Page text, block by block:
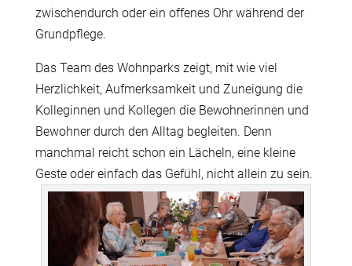
zwischendurch oder ein offenes Ohr während der
Grundpflege.
Das Team des Wohnparks zeigt, mit wie viel
Herzlichkeit, Aufmerksamkeit und Zuneigung die
Kolleginnen und Kollegen die Bewohnerinnen und
Bewohner durch den Alltag begleiten. Denn
manchmal reicht schon ein Lächeln, eine kleine
Geste oder einfach das Gefühl, nicht allein zu sein.